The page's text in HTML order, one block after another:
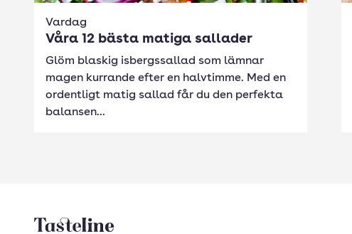
Vardag
Våra 12 bästa matiga sallader
Glöm blaskig isbergssallad som lämnar
magen kurrande efter en halvtimme. Med en
ordentligt matig sallad får du den perfekta
balansen...
Tasteline startsida